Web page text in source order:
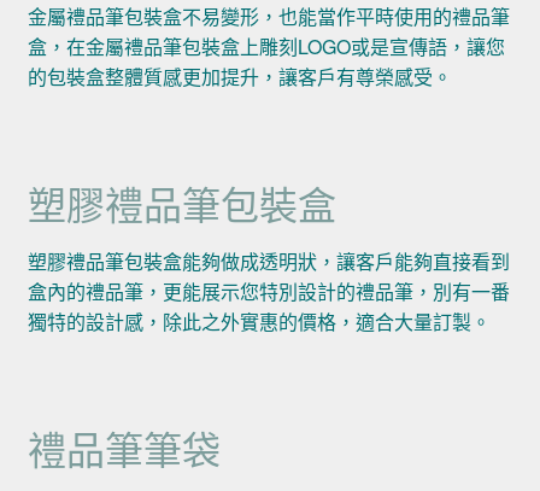
金屬禮品筆包裝盒不易變形，也能當作平時使用的禮品筆
盒，在金屬禮品筆包裝盒上雕刻LOGO或是宣傳語，讓您
的包裝盒整體質感更加提升，讓客戶有尊榮感受。
塑膠禮品筆包裝盒
塑膠禮品筆包裝盒能夠做成透明狀，讓客戶能夠直接看到
盒內的禮品筆，更能展示您特別設計的禮品筆，別有一番
獨特的設計感，除此之外實惠的價格，適合大量訂製。
禮品筆筆袋